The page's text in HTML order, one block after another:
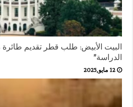
البيت الأبيض: طلب قطر تقديم طائرة
الدراسة”
12 مايو,2025